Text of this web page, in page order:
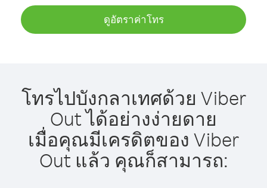
ดูอัตราค่าโทร
โทรไปบังกลาเทศด้วย Viber
Out ได้อย่างง่ายดาย
เมื่อคุณมีเครดิตของ Viber
Out แล้ว คุณก็สามารถ: